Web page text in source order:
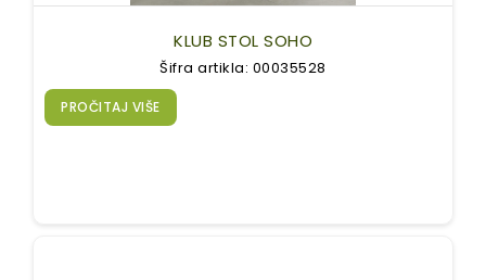
KLUB STOL SOHO
Šifra artikla: 00035528
PROČITAJ VIŠE